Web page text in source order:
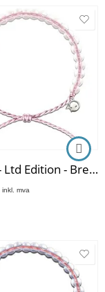
4Ocean - Ltd Edition - Breast Cancer Awareness Bracelet
inkl. mva